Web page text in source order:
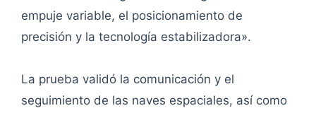
empuje variable, el posicionamiento de
precisión y la tecnología estabilizadora».
La prueba validó la comunicación y el
seguimiento de las naves espaciales, así como